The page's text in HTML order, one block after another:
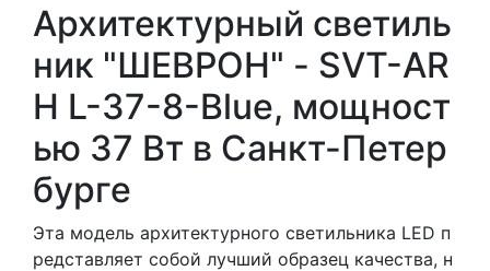
Архитектурный светиль
ник "ШЕВРОН" - SVT-AR
H L-37-8-Blue, мощност
ью 37 Вт в Санкт-Петер
бурге
Эта модель архитектурного светильника LED п
редставляет собой лучший образец качества, н